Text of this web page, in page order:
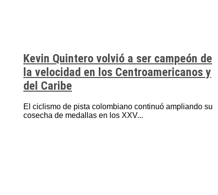
Kevin Quintero volvió a ser campeón de
la velocidad en los Centroamericanos y
del Caribe
El ciclismo de pista colombiano continuó ampliando su
cosecha de medallas en los XXV...